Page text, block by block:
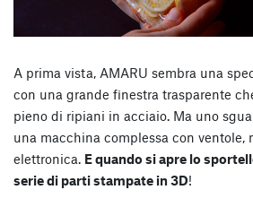
A prima vista, AMARU sembra una
con una grande finestra trasparente
pieno di ripiani in acciaio. Ma uno
una macchina complessa con ventole,
elettronica. E quando si apre lo
serie di parti stampate in 3D!